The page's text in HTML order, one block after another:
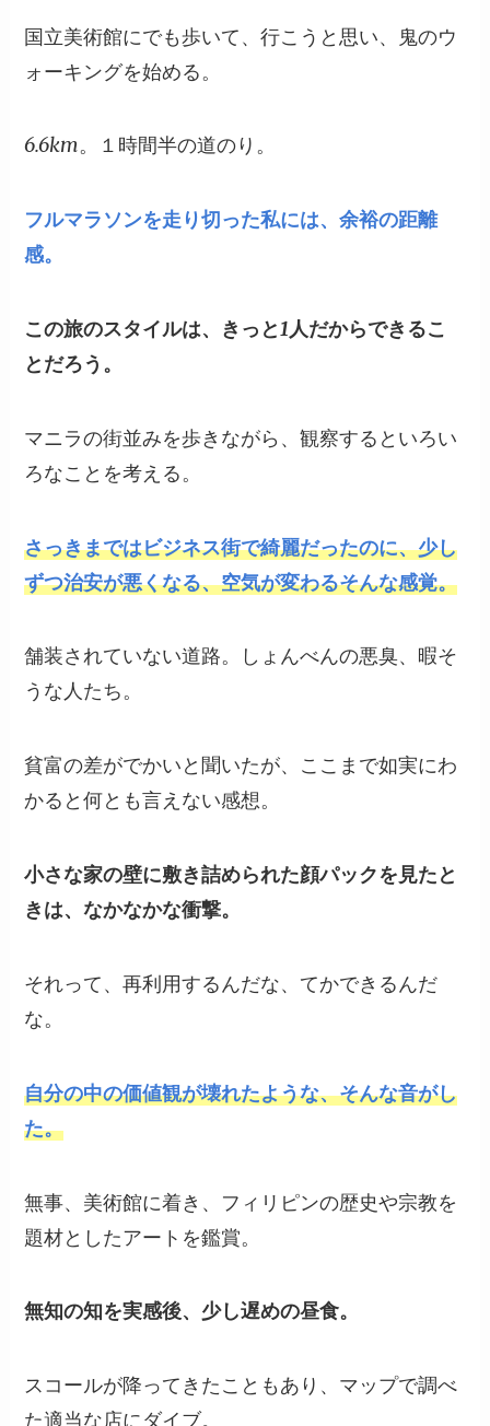
国立美術館にでも歩いて、行こうと思い、鬼のウ
ォーキングを始める。
6.6km。１時間半の道のり。
フルマラソンを走り切った私には、余裕の距離
感。
この旅のスタイルは、きっと1人だからできるこ
とだろう。
マニラの街並みを歩きながら、観察するといろい
ろなことを考える。
さっきまではビジネス街で綺麗だったのに、少し
ずつ治安が悪くなる、空気が変わるそんな感覚。
舗装されていない道路。しょんべんの悪臭、暇そ
うな人たち。
貧富の差がでかいと聞いたが、ここまで如実にわ
かると何とも言えない感想。
小さな家の壁に敷き詰められた顔パックを見たと
きは、なかなかな衝撃。
それって、再利用するんだな、てかできるんだ
な。
自分の中の価値観が壊れたような、そんな音がし
た。
無事、美術館に着き、フィリピンの歴史や宗教を
題材としたアートを鑑賞。
無知の知を実感後、少し遅めの昼食。
スコールが降ってきたこともあり、マップで調べ
た適当な店にダイブ。